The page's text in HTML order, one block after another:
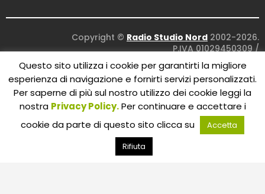
Copyright © Radio Studio Nord 2002-2026.
P.IVA 01029450309/
Concept and design:Five Studio
Maintenance:Clyco SRL. All Rights Reserved.
Questo sito utilizza i cookie per garantirti la migliore
esperienza di navigazione e fornirti servizi personalizzati.
Per saperne di più sul nostro utilizzo dei cookie leggi la
nostra Privacy Policy.Per continuare e accettare i
cookie da parte di questo sito clicca su
Accetta
Rifiuta